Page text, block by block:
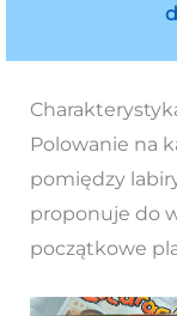
Polowanie na
pomiędzy
proponuje do
początkowe